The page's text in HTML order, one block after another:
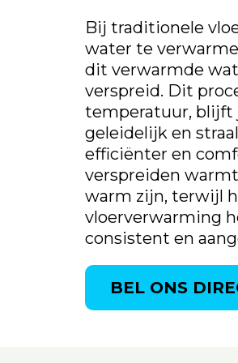
Bij traditionele
water te
dit verwarmde
verspreid. Dit
temperatuur, blijft
geleidelijk en
efficiënter en
verspreiden
warm zijn, terwijl
vloerverwarming
consistent en
BEL ONS